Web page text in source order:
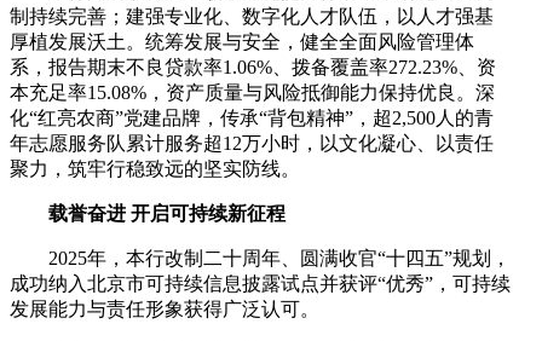
制持续完善；建强专业化、数字化人才队伍，以人才强基
厚植发展沃土。统筹发展与安全，健全全面风险管理体
系，报告期末不良贷款率1.06%、拨备覆盖率272.23%、资
本充足率15.08%，资产质量与风险抵御能力保持优良。深
化“红亮农商”党建品牌，传承“背包精神”，超2,500人的青
年志愿服务队累计服务超12万小时，以文化凝心、以责任
聚力，筑牢行稳致远的坚实防线。
载誉奋进 开启可持续新征程
2025年，本行改制二十周年、圆满收官“十四五”规划，
成功纳入北京市可持续信息披露试点并获评“优秀”，可持续
发展能力与责任形象获得广泛认可。